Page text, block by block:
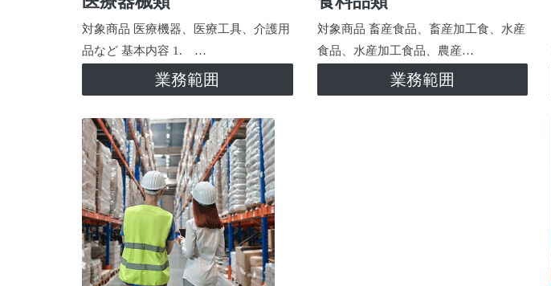
対象商品 医療機器、医療工具、介護用
品など 基本内容 1. …
業務範囲
対象商品 畜産食品、畜産加工食、水産
食品、水産加工食品、農産…
業務範囲